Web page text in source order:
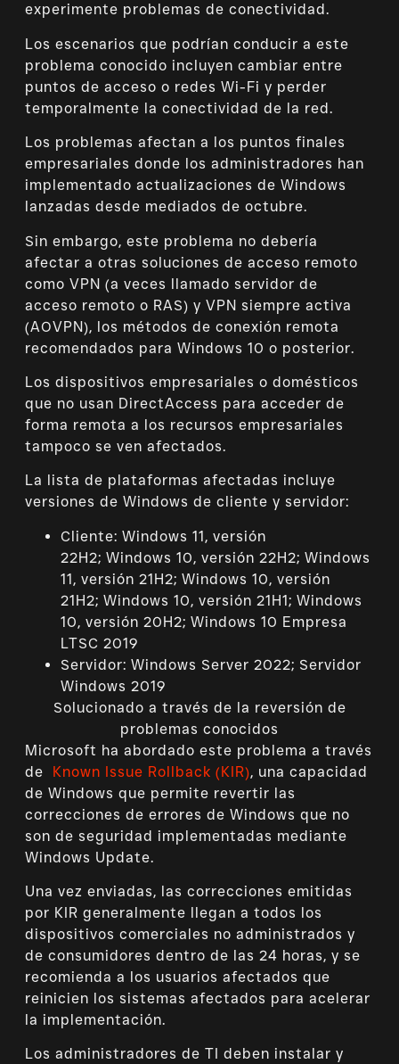
experimente problemas de conectividad.
Los escenarios que podrían conducir a este
problema conocido incluyen cambiar entre
puntos de acceso o redes Wi-Fi y perder
temporalmente la conectividad de la red.
Los problemas afectan a los puntos finales
empresariales donde los administradores han
implementado actualizaciones de Windows
lanzadas desde mediados de octubre.
Sin embargo, este problema no debería
afectar a otras soluciones de acceso remoto
como VPN (a veces llamado servidor de
acceso remoto o RAS) y VPN siempre activa
(AOVPN), los métodos de conexión remota
recomendados para Windows 10 o posterior.
Los dispositivos empresariales o domésticos
que no usan DirectAccess para acceder de
forma remota a los recursos empresariales
tampoco se ven afectados.
La lista de plataformas afectadas incluye
versiones de Windows de cliente y servidor:
Cliente: Windows 11, versión
22H2; Windows 10, versión 22H2; Windows
11, versión 21H2; Windows 10, versión
21H2; Windows 10, versión 21H1; Windows
10, versión 20H2; Windows 10 Empresa
LTSC 2019
Servidor: Windows Server 2022; Servidor
Windows 2019
Solucionado a través de la reversión de
problemas conocidos
Microsoft ha abordado este problema a través
de Known Issue Rollback (KIR), una capacidad
de Windows que permite revertir las
correcciones de errores de Windows que no
son de seguridad implementadas mediante
Windows Update.
Una vez enviadas, las correcciones emitidas
por KIR generalmente llegan a todos los
dispositivos comerciales no administrados y
de consumidores dentro de las 24 horas, y se
recomienda a los usuarios afectados que
reinicien los sistemas afectados para acelerar
la implementación.
Los administradores de TI deben instalar y